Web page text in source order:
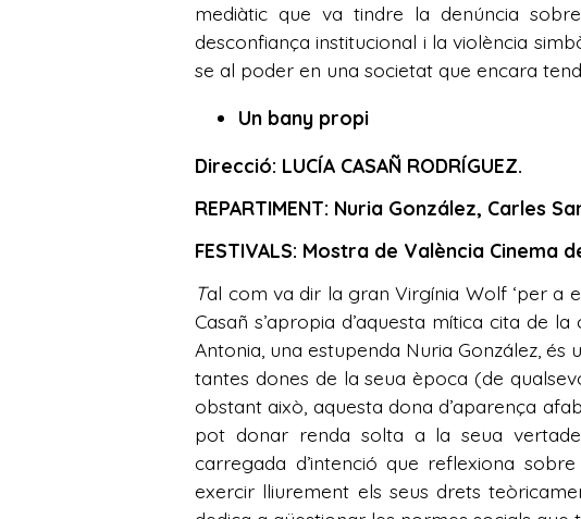
mediàtic que va tindre la denúncia
desconfiança institucional i la violència
se al poder en una societat que encara
Un bany propi
Direcció: LUCÍA CASAÑ RODRÍGUEZ.
REPARTIMENT: Nuria González, Carles
FESTIVALS: Mostra de València Cinema
Tal com va dir la gran Virgínia Wolf ‘per a
Casañ s’apropia d’aquesta mítica cita de
Antonia, una estupenda Nuria González,
tantes dones de la seua època (de
obstant això, aquesta dona d’aparença
pot donar renda solta a la seua
carregada d’intenció que reflexiona
exercir lliurement els seus drets